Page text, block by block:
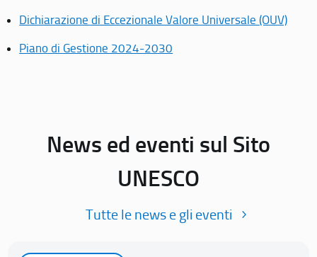
Dichiarazione di Eccezionale Valore Universale (OUV)
Piano di Gestione 2024-2030
News ed eventi sul Sito
UNESCO
Tutte le news e gli eventi